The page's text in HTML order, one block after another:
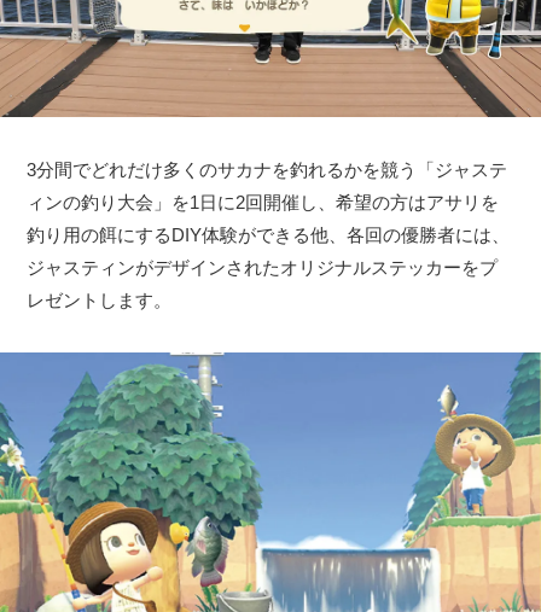
3分間でどれだけ多くのサカナを釣れるかを競う「ジャステ
ィンの釣り大会」を1日に2回開催し、希望の方はアサリを
釣り用の餌にするDIY体験ができる他、各回の優勝者には、
ジャスティンがデザインされたオリジナルステッカーをプ
レゼントします。